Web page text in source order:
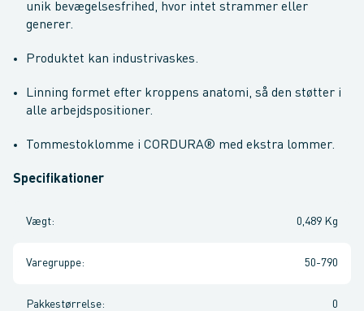
unik bevægelsesfrihed, hvor intet strammer eller
generer.
Produktet kan industrivaskes.
Linning formet efter kroppens anatomi, så den støtter i
alle arbejdspositioner.
Tommestoklomme i CORDURA® med ekstra lommer.
Specifikationer
Vægt: 0,489 Kg
Varegruppe: 50-790
Pakkestørrelse: 0